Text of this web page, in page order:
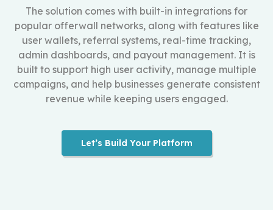
The solution comes with built-in integrations for
popular offerwall networks, along with features like
user wallets, referral systems, real-time tracking,
admin dashboards, and payout management. It is
built to support high user activity, manage multiple
campaigns, and help businesses generate consistent
revenue while keeping users engaged.
Let’s Build Your Platform